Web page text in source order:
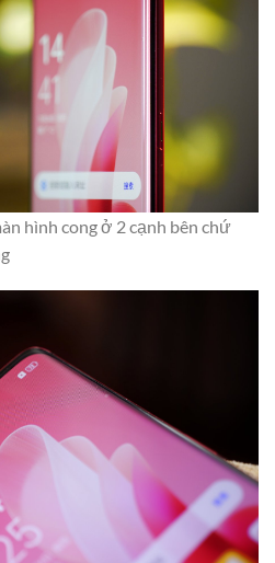
hình cong ở 2 cạnh bên chứ